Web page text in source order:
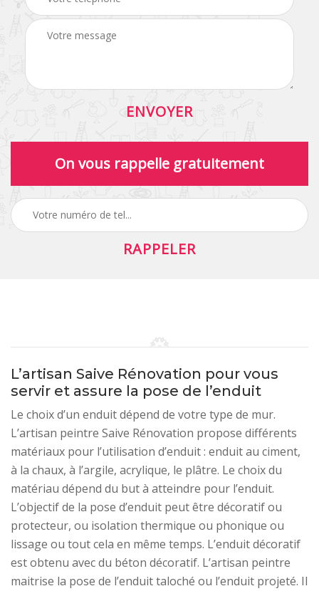
On vous rappelle gratuitement
L’artisan Saive Rénovation pour vous
servir et assure la pose de l’enduit
Le choix d’un enduit dépend de votre type de mur.
L’artisan peintre Saive Rénovation propose différents
matériaux pour l’utilisation d’enduit : enduit au ciment,
à la chaux, à l’argile, acrylique, le plâtre. Le choix du
matériau dépend du but à atteindre pour l’enduit.
L’objectif de la pose d’enduit peut être décoratif ou
protecteur, ou isolation thermique ou phonique ou
lissage ou tout cela en même temps. L’enduit décoratif
est obtenu avec du béton décoratif. L’artisan peintre
maitrise la pose de l’enduit taloché ou l’enduit projeté. Il